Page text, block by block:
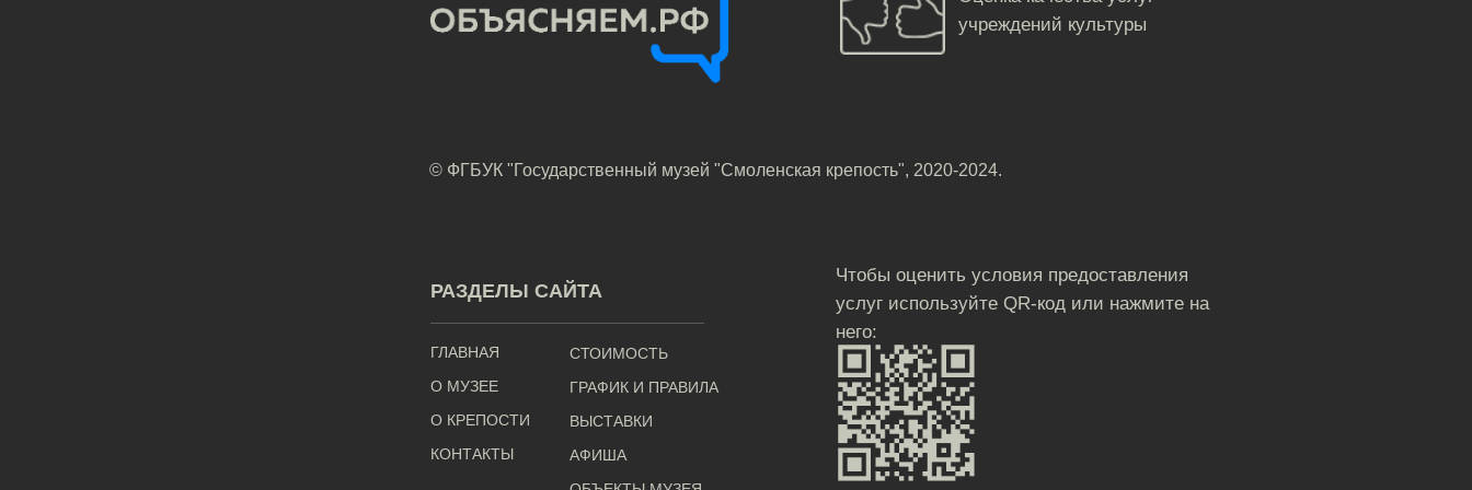
ГЛАВНАЯ
СТОИМОСТЬ
О МУЗЕЕ
О КРЕПОСТИ
КОНТАКТЫ
ГРАФИК И ПРАВИЛА
ВЫСТАВКИ
АФИША
РАЗДЕЛЫ САЙТА
© ФГБУК "Государственный музей "Смоленская крепость", 2020-2024.
учреждений культуры
Чтобы оценить условия предоставления
услуг используйте QR-код или нажмите на
него: